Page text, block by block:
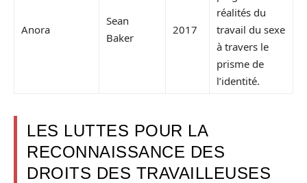
Anora
Sean
Baker
2017
réalités du
travail du sexe
à travers le
prisme de
l’identité.
LES LUTTES POUR LA
RECONNAISSANCE DES
DROITS DES TRAVAILLEUSES